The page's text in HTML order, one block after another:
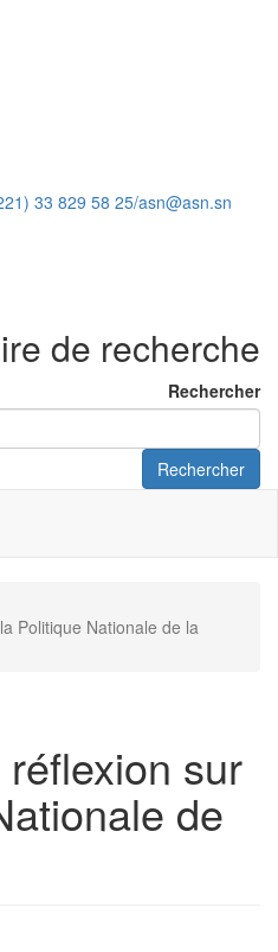
33 829 58 25/asn@asn.sn
de recherche
Rechercher
Rechercher
Politique Nationale de la
sur
de